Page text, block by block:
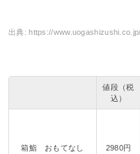
出典:https://
値段（税
込）
箱鮨 おもてなし 2980円